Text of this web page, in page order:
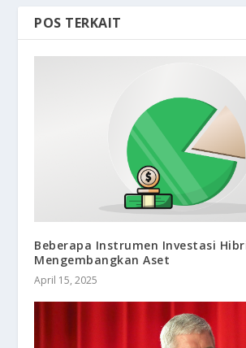
POS TERKAIT
Beberapa Instrumen Investasi
Mengembangkan Aset
April 15, 2025